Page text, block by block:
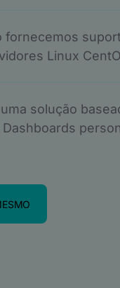
fornecemos
Linux
solução